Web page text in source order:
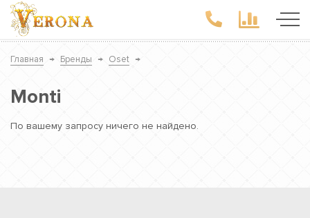
Главная → Бренды → Oset →
Monti
По вашему запросу ничего не найдено.